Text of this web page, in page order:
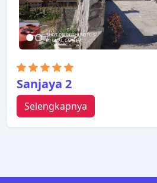
Sanjaya 2
Selengkapnya